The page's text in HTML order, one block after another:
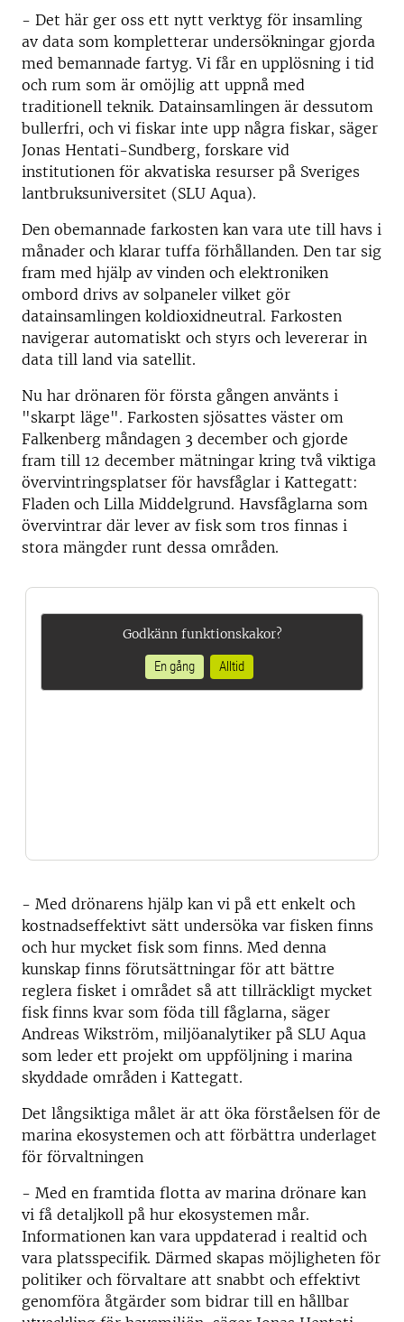
- Det här ger oss ett nytt verktyg för insamling
av data som kompletterar undersökningar gjorda
med bemannade fartyg. Vi får en upplösning i tid
och rum som är omöjlig att uppnå med
traditionell teknik. Datainsamlingen är dessutom
bullerfri, och vi fiskar inte upp några fiskar, säger
Jonas Hentati-Sundberg, forskare vid
institutionen för akvatiska resurser på Sveriges
lantbruksuniversitet (SLU Aqua).
Den obemannade farkosten kan vara ute till havs i
månader och klarar tuffa förhållanden. Den tar sig
fram med hjälp av vinden och elektroniken
ombord drivs av solpaneler vilket gör
datainsamlingen koldioxidneutral. Farkosten
navigerar automatiskt och styrs och levererar in
data till land via satellit.
Nu har drönaren för första gången använts i
"skarpt läge". Farkosten sjösattes väster om
Falkenberg måndagen 3 december och gjorde
fram till 12 december mätningar kring två viktiga
övervintringsplatser för havsfåglar i Kattegatt:
Fladen och Lilla Middelgrund. Havsfåglarna som
övervintrar där lever av fisk som tros finnas i
stora mängder runt dessa områden.
Godkänn funktionskakor?
En gång
Alltid
- Med drönarens hjälp kan vi på ett enkelt och
kostnadseffektivt sätt undersöka var fisken finns
och hur mycket fisk som finns. Med denna
kunskap finns förutsättningar för att bättre
reglera fisket i området så att tillräckligt mycket
fisk finns kvar som föda till fåglarna, säger
Andreas Wikström, miljöanalytiker på SLU Aqua
som leder ett projekt om uppföljning i marina
skyddade områden i Kattegatt.
Det långsiktiga målet är att öka förståelsen för de
marina ekosystemen och att förbättra underlaget
för förvaltningen
- Med en framtida flotta av marina drönare kan
vi få detaljkoll på hur ekosystemen mår.
Informationen kan vara uppdaterad i realtid och
vara platsspecifik. Därmed skapas möjligheten för
politiker och förvaltare att snabbt och effektivt
genomföra åtgärder som bidrar till en hållbar